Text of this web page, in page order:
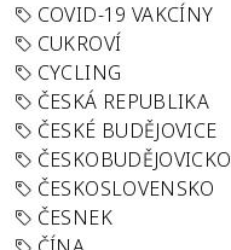
COVID-19 VAKCÍNY
CUKROVÍ
CYCLING
ČESKÁ REPUBLIKA
ČESKÉ BUDĚJOVICE
ČESKOBUDĚJOVICKO
ČESKOSLOVENSKO
ČESNEK